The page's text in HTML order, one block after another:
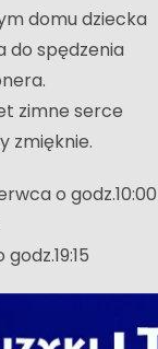
domu dziecka
do spędzenia
zimne serce
zmięknie.
o godz.10:00